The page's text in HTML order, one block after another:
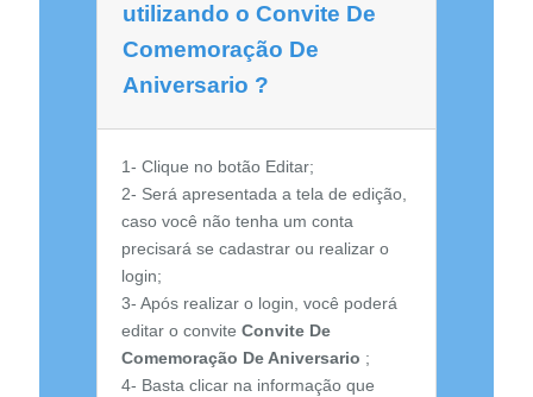
utilizando o Convite De
Comemoração De
Aniversario ?
1- Clique no botão Editar;
2- Será apresentada a tela de edição,
caso você não tenha um conta
precisará se cadastrar ou realizar o
login;
3- Após realizar o login, você poderá
editar o convite Convite De
Comemoração De Aniversario ;
4- Basta clicar na informação que